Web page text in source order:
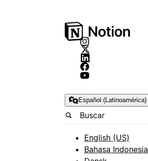
Español (Latinoamérica)
English (US)
Bahasa Indonesia